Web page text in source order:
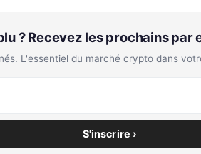
? Recevez les prochains par
L'essentiel du marché crypto dans
S'inscrire ›